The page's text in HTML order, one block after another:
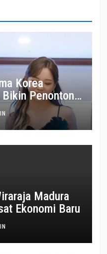
Korea
Penonton
Madura
Ekonomi Baru